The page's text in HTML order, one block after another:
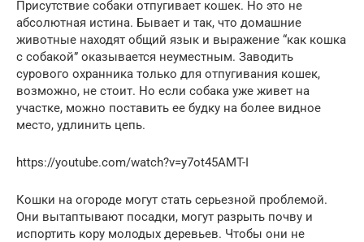
Присутствие собаки отпугивает кошек. Но это не
абсолютная истина. Бывает и так, что домашние
животные находят общий язык и выражение “как кошка
с собакой” оказывается неуместным. Заводить
сурового охранника только для отпугивания кошек,
возможно, не стоит. Но если собака уже живет на
участке, можно поставить ее будку на более видное
место, удлинить цепь.
https://youtube.com/watch?v=y7ot45AMT-I
Кошки на огороде могут стать серьезной проблемой.
Они вытаптывают посадки, могут разрыть почву и
испортить кору молодых деревьев. Чтобы они не